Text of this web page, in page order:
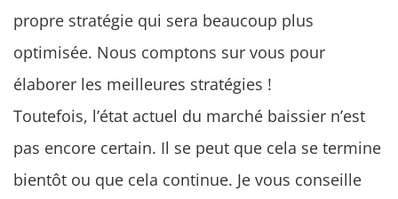
propre stratégie qui sera beaucoup plus
optimisée. Nous comptons sur vous pour
élaborer les meilleures stratégies !
Toutefois, l’état actuel du marché baissier n’est
pas encore certain. Il se peut que cela se termine
bientôt ou que cela continue. Je vous conseille